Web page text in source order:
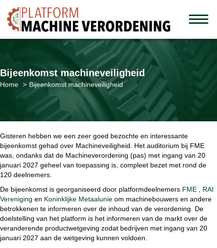
Bijeenkomst machineveiligheid
Home Bijeenkomst machineveiligheid
Gisteren hebben we een zeer goed bezochte en interessante
bijeenkomst gehad over Machineveiligheid. Het auditorium bij FME
was, ondanks dat de Machineverordening (pas) met ingang van 20
januari 2027 geheel van toepassing is, compleet bezet met rond de
120 deelnemers.
De bijeenkomst is georganiseerd door platformdeelnemers FME
RAI
Vereniging en Koninklijke Metaalunie om machinebouwers en andere
betrokkenen te informeren over de inhoud van de verordening. De
doelstelling van het platform is het informeren van de markt over de
veranderende productwetgeving zodat bedrijven met ingang van 20
januari 2027 aan de wetgeving kunnen voldoen.